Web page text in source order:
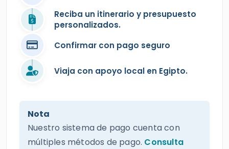
Reciba un itinerario y presupuesto
personalizados.
Confirmar con pago seguro
Viaja con apoyo local en Egipto.
Nota
Nuestro sistema de pago cuenta con
múltiples métodos de pago. Consulta